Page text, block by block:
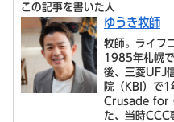
この記事を書いた人
ゆうき牧師
牧師。ライフ
1985年札幌
後、三菱UFJ
院（KBI）で
Crusade for
た、当時CCC